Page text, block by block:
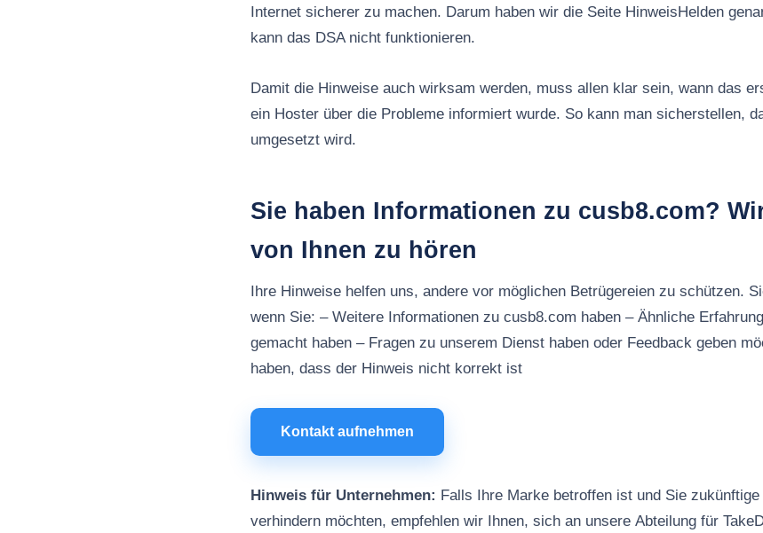
Internet sicherer zu machen. Darum haben wir die Seite HinweisHelden
kann das DSA nicht funktionieren.
Damit die Hinweise auch wirksam werden, muss allen klar sein, wann das
ein Hoster über die Probleme informiert wurde. So kann man sicherstellen,
umgesetzt wird.
Sie haben Informationen zu cusb8.com?
von Ihnen zu hören
Ihre Hinweise helfen uns, andere vor möglichen Betrügereien zu schützen.
wenn Sie: – Weitere Informationen zu cusb8.com haben – Ähnliche
gemacht haben – Fragen zu unserem Dienst haben oder Feedback geben
haben, dass der Hinweis nicht korrekt ist
Kontakt aufnehmen
Hinweis für Unternehmen: Falls Ihre Marke betroffen ist und Sie
verhindern möchten, empfehlen wir Ihnen, sich an unsere Abteilung für